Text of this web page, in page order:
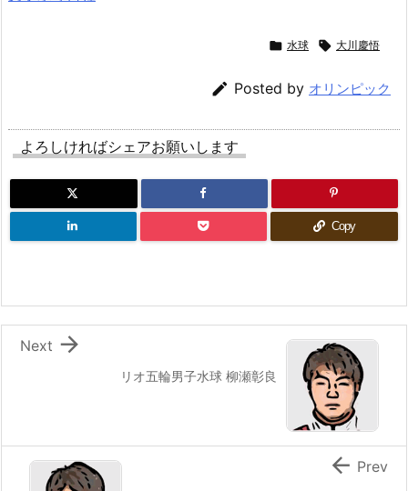
 水球  大川慶悟
 Posted by オリンピック
よろしければシェアお願いします
Copy
リオ五輪男子水球 柳瀬彰良

Next
 Prev